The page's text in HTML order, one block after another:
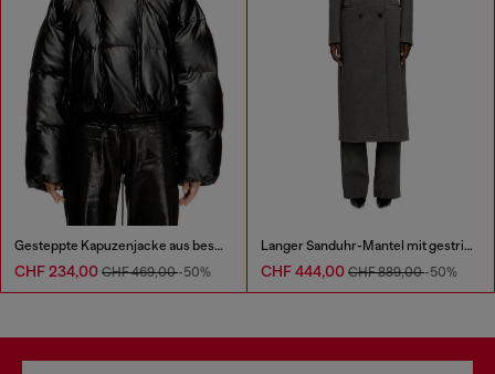
Gesteppte Kapuzenjacke aus beschichtetem Stoff
CHF 234,00 CHF 469,00-50%
Langer Sanduhr-Mantel mit gestrickter Kapuzenhaube
CHF 444,00 CHF 889,00-50%